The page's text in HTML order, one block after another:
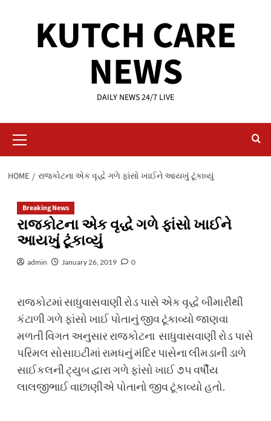
KUTCH CARE
NEWS
DAILY NEWS 24/7 LIVE
Menu
HOME રાજકોટના એક વૃદ્ધે ગળે ફાંસો ખાઈને આયખું ટૂંકાવ્યું
Breaking News
રાજકોટના એક વૃદ્ધે ગળે ફાંસો ખાઈને
આયખું ટૂંકાવ્યું
admin January 26, 2019 0
રાજકોટમાં સાધુવાસવાણી રોડ પાસે એક વૃદ્ધે બીમારીથી
કંટાળી ગળે ફાંસો ખાઈ પોતાનું જીવ ટૂંકાવ્યો જાણવા
મળતી વિગત અનુસાર રાજકોટના સાધુવાસવાણી રોડ પાસે
પરિમલ સોસાઇટીમાં રામધનું મંદિર પાસેના લીમડાની ડાળે
સાઈકલની ટ્યુબ દ્વારા ગળે ફાંસો ખાઈ ૭૫ વર્ષીય
લાલજીભાઈ વાછાણીએ પોતાનો જીવ ટૂંકાવ્યો હતો.